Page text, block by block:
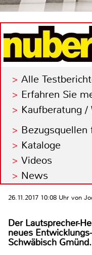
Alle
Erfahren Sie
Kaufberatung
Bezugsquellen
Kataloge
Videos
News
26.11.2017 10:08 Uhr von
Der Lautsprecher-
neues
Schwäbisch Gmünd.